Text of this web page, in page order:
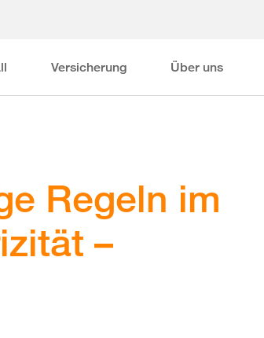
Versicherung Über uns
Regeln im
–